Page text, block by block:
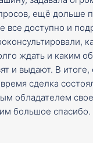
ещё дольше
все доступно и
ждать и каким
и выдают. В итоге,
сделка
обладателем
большое спасибо.